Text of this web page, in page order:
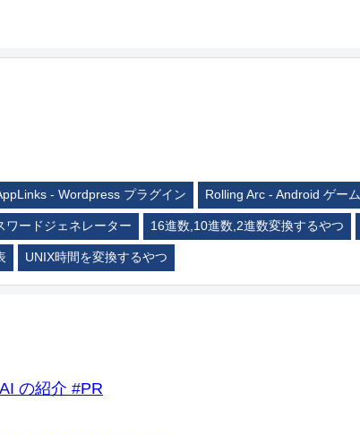
- Wordpress プラグイン Rolling Arc - Android ゲーム
ワードジェネレーター 16進数,10進数,2進数変換するやつ
UNIX時間を変換するやつ
の紹介 #PR